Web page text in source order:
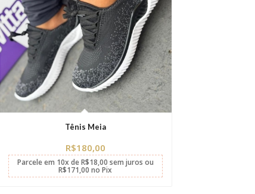
Tênis Meia
R$180,00
Parcele em 10xdeR$18,00 sem juros ou
R$171,00 no Pix